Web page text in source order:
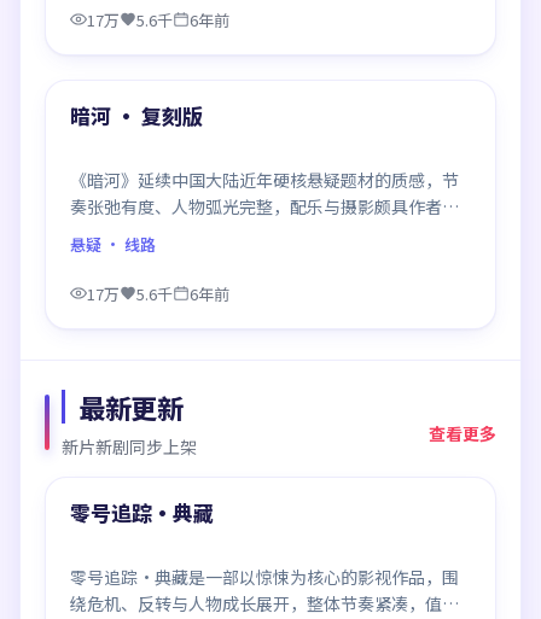
17万 5.6千 6年前
精选
暗河 · 复刻版
《暗河》延续中国大陆近年硬核悬疑题材的质感，节
奏张弛有度、人物弧光完整，配乐与摄影颇具作者风
格，是一部值得逐帧细看的诚意之作。
悬疑 · 线路
17万 5.6千 6年前
最新更新
新片新剧同步上架
查看更多
最新
99:31
零号追踪·典藏
零号追踪·典藏是一部以惊悚为核心的影视作品，围
绕危机、反转与人物成长展开，整体节奏紧凑，值得